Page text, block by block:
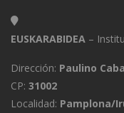
EUSKARABIDEA –
Dirección: Paulino
CP: 31002
Localidad: Pamplona/